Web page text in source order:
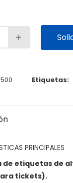
Etiquetas:
PRINCIPALES
de etiquetas de
tickets).